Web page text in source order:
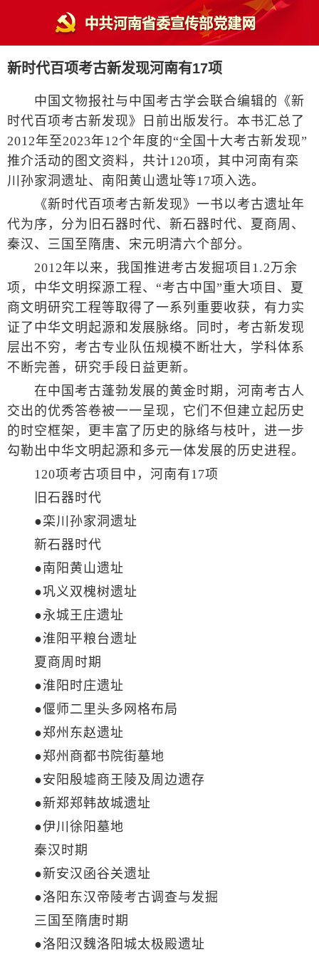
新时代百项考古新发现河南有17项
中国文物报社与中国考古学会联合编辑的《新
时代百项考古新发现》日前出版发行。本书汇总了
2012年至2023年12个年度的“全国十大考古新发现”
推介活动的图文资料，共计120项，其中河南有栾
川孙家洞遗址、南阳黄山遗址等17项入选。
《新时代百项考古新发现》一书以考古遗址年
代为序，分为旧石器时代、新石器时代、夏商周、
秦汉、三国至隋唐、宋元明清六个部分。
2012年以来，我国推进考古发掘项目1.2万余
项，中华文明探源工程、“考古中国”重大项目、夏
商文明研究工程等取得了一系列重要收获，有力实
证了中华文明起源和发展脉络。同时，考古新发现
层出不穷，考古专业队伍规模不断壮大，学科体系
不断完善，研究手段日益更新。
在中国考古蓬勃发展的黄金时期，河南考古人
交出的优秀答卷被一一呈现，它们不但建立起历史
的时空框架，更丰富了历史的脉络与枝叶，进一步
勾勒出中华文明起源和多元一体发展的历史进程。
120项考古项目中，河南有17项
旧石器时代
●栾川孙家洞遗址
新石器时代
●南阳黄山遗址
●巩义双槐树遗址
●永城王庄遗址
●淮阳平粮台遗址
夏商周时期
●淮阳时庄遗址
●偃师二里头多网格布局
●郑州东赵遗址
●郑州商都书院街墓地
●安阳殷墟商王陵及周边遗存
●新郑郑韩故城遗址
●伊川徐阳墓地
秦汉时期
●新安汉函谷关遗址
●洛阳东汉帝陵考古调查与发掘
三国至隋唐时期
●洛阳汉魏洛阳城太极殿遗址